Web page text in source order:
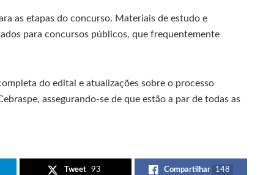
as etapas do concurso. Materiais de estudo e
para concursos públicos, que frequentemente
do edital e atualizações sobre o processo
assegurando-se de que estão a par de todas as
Tweet 93 Compartilhar 148